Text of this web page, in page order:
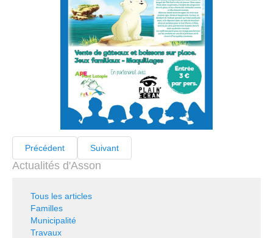
Précédent Suivant
Actualités d'Asson
Tous les articles
Familles
Municipalité
Travaux